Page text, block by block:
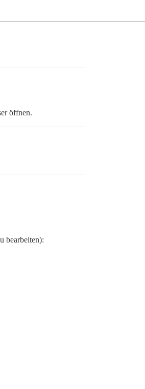
öffnen.
bearbeiten):